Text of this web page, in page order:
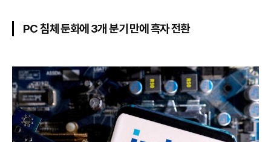
PC 침체 둔화에 3개 분기 만에 흑자 전환